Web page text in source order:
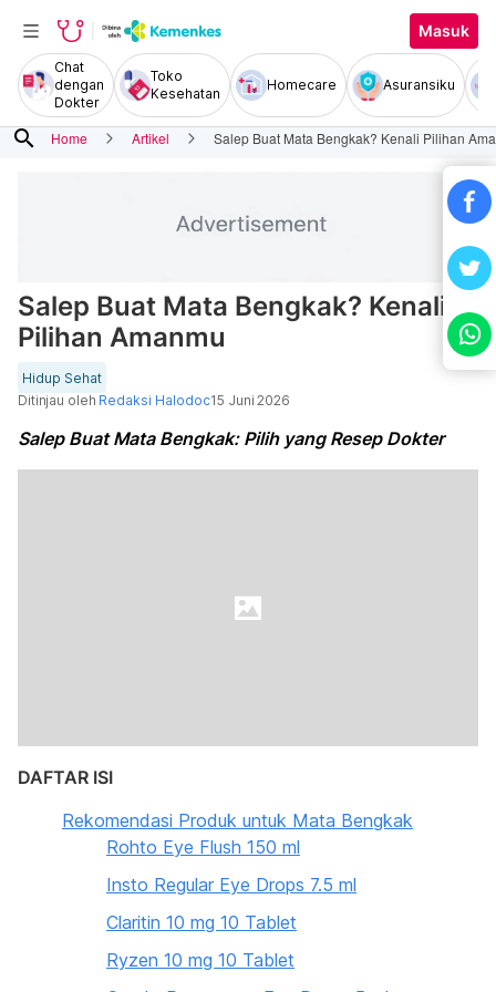
Masuk
Chat
dengan
Dokter
Toko
Kesehatan
Homecare Asuransiku
search Home Artikel Salep Buat Mata Bengkak? Kenali Pilihan
Salep Buat Mata Bengkak? Kenali
Pilihan Amanmu
Hidup Sehat
Ditinjau oleh Redaksi Halodoc15 Juni 2026
Salep Buat Mata Bengkak: Pilih yang Resep Dokter
DAFTAR ISI
Rekomendasi Produk untuk Mata Bengkak
Rohto Eye Flush 150 ml
Insto Regular Eye Drops 7.5 ml
Claritin 10 mg 10 Tablet
Ryzen 10 mg 10 Tablet